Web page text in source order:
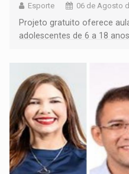
Esporte 06 de Agosto
Projeto gratuito oferece
adolescentes de 6 a 18